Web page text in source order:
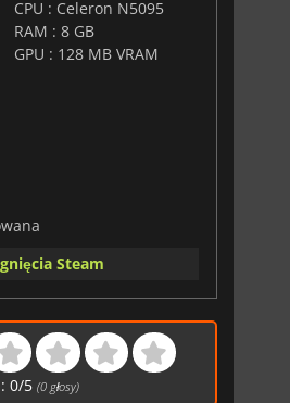
i świeżą rozgrywkę.
CPU : Celeron N5095
RAM : 8 GB
GPU : 128 MB VRAM
Steam
:0/5 (0 głosy)